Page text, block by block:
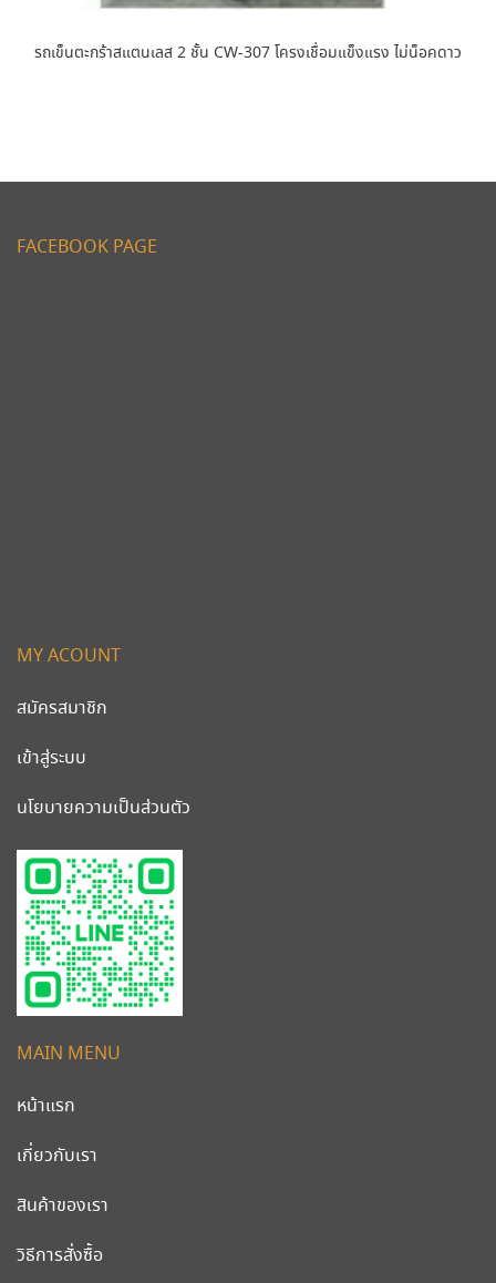
รถเข็นตะกร้าสแตนเลส 2 ชั้น CW-307 โครงเชื่อมแข็งแรง ไม่น็อคดาว
MAIN MENU
หน้าแรก
เกี่ยวกับเรา
สินค้าของเรา
วิธีการสั่งซื้อ
MY ACOUNT
สมัครสมาชิก
เข้าสู่ระบบ
นโยบายความเป็นส่วนตัว
FACEBOOK PAGE